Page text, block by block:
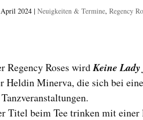
2024 |Neuigkeiten & Termine,Regency
Regency Roses wirdKeine
Heldin Minerva, die sich bei
Titel beim Tee trinken mit